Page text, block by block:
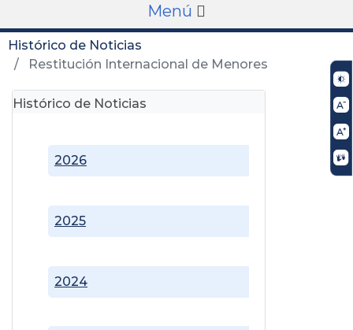
Menú
Histórico de Noticias
Restitución Internacional de Menores
Histórico de Noticias
2024
2025
2026